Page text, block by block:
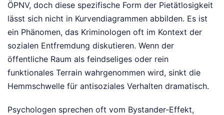
ÖPNV, doch diese spezifische Form der Pietätlosigkeit
lässt sich nicht in Kurvendiagrammen abbilden. Es ist
ein Phänomen, das Kriminologen oft im Kontext der
sozialen Entfremdung diskutieren. Wenn der
öffentliche Raum als feindseliges oder rein
funktionales Terrain wahrgenommen wird, sinkt die
Hemmschwelle für antisoziales Verhalten dramatisch.
Psychologen sprechen oft vom Bystander-Effekt,